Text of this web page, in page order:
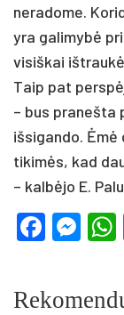
neradome.
yra galimybė
visiškai
Taip pat
– bus pranešta
išsigando.
tikimės, kad
– kalbėjo E.